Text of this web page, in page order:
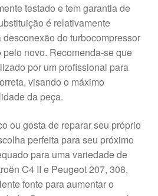
testado e tem garantia de
é relativamente
do turbocompressor
novo. Recomenda-se que
por um profissional para
visando o máximo
da peça.
ou gosta de reparar seu próprio
perfeita para seu próximo
para uma variedade de
C4 II e Peugeot 207, 308,
fonte para aumentar o